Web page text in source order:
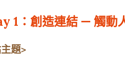
1：創造連結 — 觸動
題>